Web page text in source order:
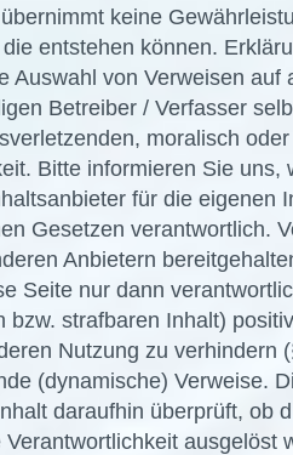
keine
entstehen können.
Auswahl von Verweisen
Betreiber / Verfasser
moralisch
Bitte informieren Sie
für die eigenen
Gesetzen verantwortlich.
Anbietern
Seite nur dann
bzw. strafbaren Inhalt)
Nutzung zu verhindern
(dynamische) Verweise.
daraufhin überprüft, ob
ausgelöst